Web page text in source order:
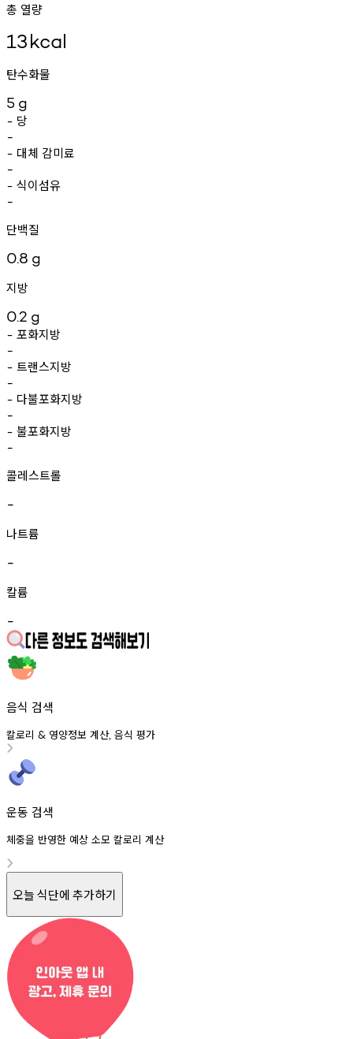
총 열량
13kcal
탄수화물
5 g
- 당
-
- 대체 감미료
-
- 식이섬유
-
단백질
0.8 g
지방
0.2 g
- 포화지방
-
- 트랜스지방
-
- 다불포화지방
-
- 불포화지방
-
콜레스트롤
-
나트륨
-
칼륨
-
음식 검색
칼로리 & 영양정보 계산, 음식 평가
운동 검색
체중을 반영한 예상 소모 칼로리 계산
오늘 식단에 추가하기